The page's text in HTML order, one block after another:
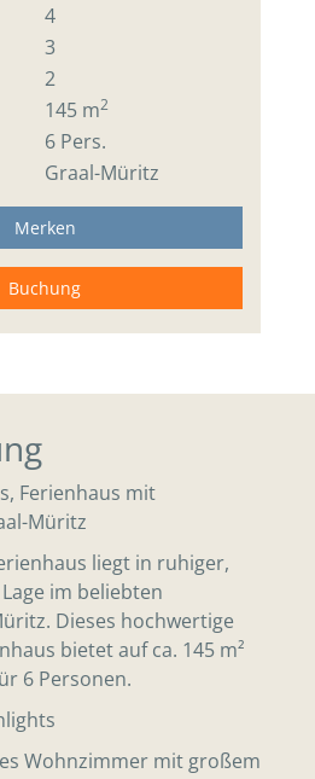
4
3
2
145 m2
6 Pers.
Graal-Müritz
Merken
Buchung
Ferienhaus mit
Müritz
liegt in ruhiger,
im beliebten
Dieses hochwertige
bietet auf ca. 145 m²
6 Personen.
Wohnzimmer mit großem